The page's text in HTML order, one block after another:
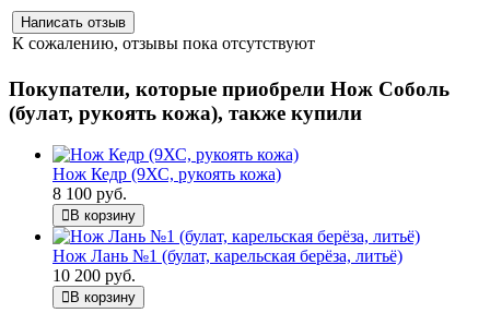
К сожалению, отзывы пока отсутствуют
Покупатели, которые приобрели Нож Соболь
(булат, рукоять кожа), также купили
Нож Кедр (9ХС, рукоять кожа)
8 100 руб.
В корзину
Нож Лань №1 (булат, карельская берёза, литьё)
10 200 руб.
В корзину